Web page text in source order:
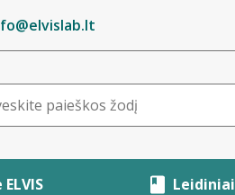
Leidiniai